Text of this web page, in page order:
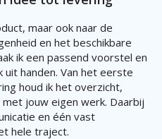
maar ook naar de
en het beschikbare
ik een passend voorstel en
handen. Van het eerste
houd ik het overzicht,
jouw eigen werk. Daarbij
en één vast
hele traject.